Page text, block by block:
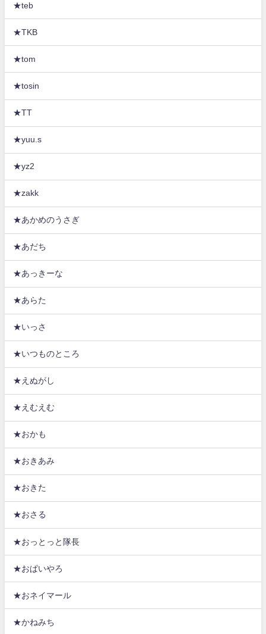
★teb
★TKB
★tom
★tosin
★TT
★yuu.s
★yz2
★zakk
★あかめのうさぎ
★あだち
★あっきーな
★あらた
★いっさ
★いつものところ
★えぬがし
★えむえむ
★おかも
★おきあみ
★おきた
★おさる
★おっとっと隊長
★おぱいやろ
★おネイマール
★かねみち